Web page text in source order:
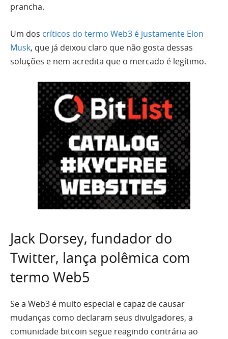
prancha.
Um dos críticos do termo Web3 é justamente Elon
Musk, que já deixou claro que não gosta dessas
soluções e nem acredita que o mercado é legítimo.
Jack Dorsey, fundador do
Twitter, lança polêmica com
termo Web5
Se a Web3 é muito especial e capaz de causar
mudanças como declaram seus divulgadores, a
comunidade bitcoin segue reagindo contrária ao